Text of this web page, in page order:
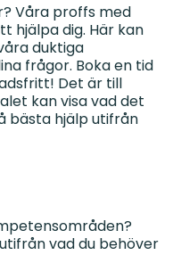
Våra proffs med
hjälpa dig. Här kan
duktiga
frågor. Boka en tid
Det är till
kan visa vad det
bästa hjälp utifrån
vad du behöver